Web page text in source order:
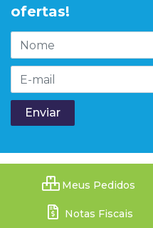
ofertas!
Meus Pedidos
Notas Fiscais